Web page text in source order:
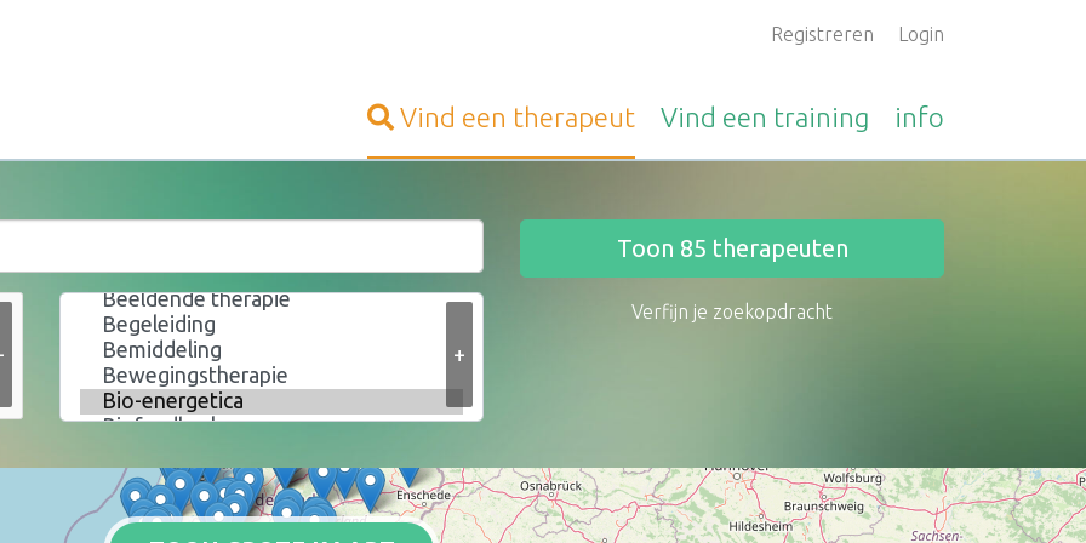
Registreren Login
Vind een therapeut Vind een training info
+
Toon 85 therapeuten
Verfijn je zoekopdracht